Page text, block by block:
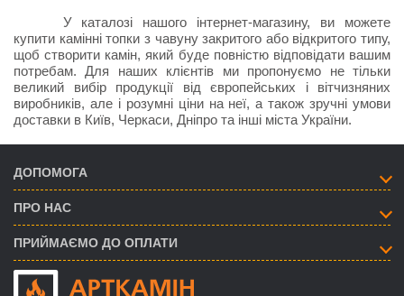
У каталозі нашого інтернет-магазину, ви можете
купити камінні топки з чавуну закритого або відкритого типу,
щоб створити камін, який буде повністю відповідати вашим
потребам. Для наших клієнтів ми пропонуємо не тільки
великий вибір продукції від європейських і вітчизняних
виробників, але і розумні ціни на неї, а також зручні умови
доставки в Київ, Черкаси, Дніпро та інші міста України.
ДОПОМОГА
ПРО НАС
ПРИЙМАЄМО ДО ОПЛАТИ